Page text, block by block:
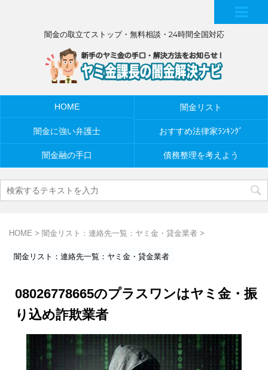
闇金の取立てストップ・無料相談・24時間全国対応
HOME 闇金リスト
闇金に強い弁護士 おすすめ法律家ﾗﾝｷﾝｸﾞ
闇金融の手口 債務整理を考えよう
HOME > 闇金リスト：連絡先一覧：ヤミ金・貸金業者 >
闇金リスト：連絡先一覧：ヤミ金・貸金業者
08026778665のプラスワンはヤミ金・振
り込め詐欺業者